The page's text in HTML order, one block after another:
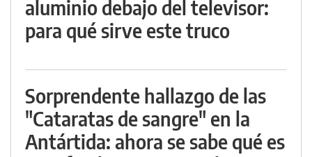
aluminio debajo del televisor:
para qué sirve este truco
Sorprendente hallazgo de las
"Cataratas de sangre" en la
Antártida: ahora se sabe qué es